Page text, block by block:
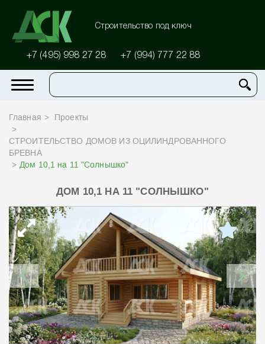
Строительство под ключ
+7 (495) 998 27 28 +7 (994) 777 22 88
Главная Проекты
СТРОИТЕЛЬСТВО ДОМОВ ИЗ ОЦИЛИНДРОВАННОГО
БРЕВНА
Дом 10,1 на 11 "Солнышко"
ДОМ 10,1 НА 11 "СОЛНЫШКО"